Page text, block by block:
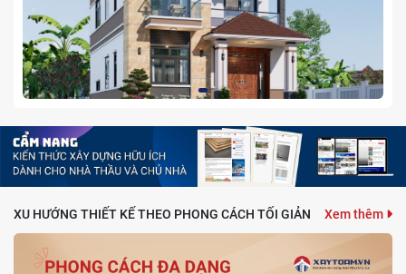
XU HƯỚNG THIẾT KẾ THEO PHONG CÁCH TỐI GIẢN Xem thêm